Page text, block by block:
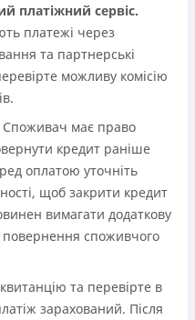
платіжний сервіс.
платежі через
та партнерські
можливу комісію
Споживач має право
кредит раніше
оплатою уточніть
щоб закрити кредит
вимагати додаткову
повернення споживчого
та перевірте в
зарахований. Після